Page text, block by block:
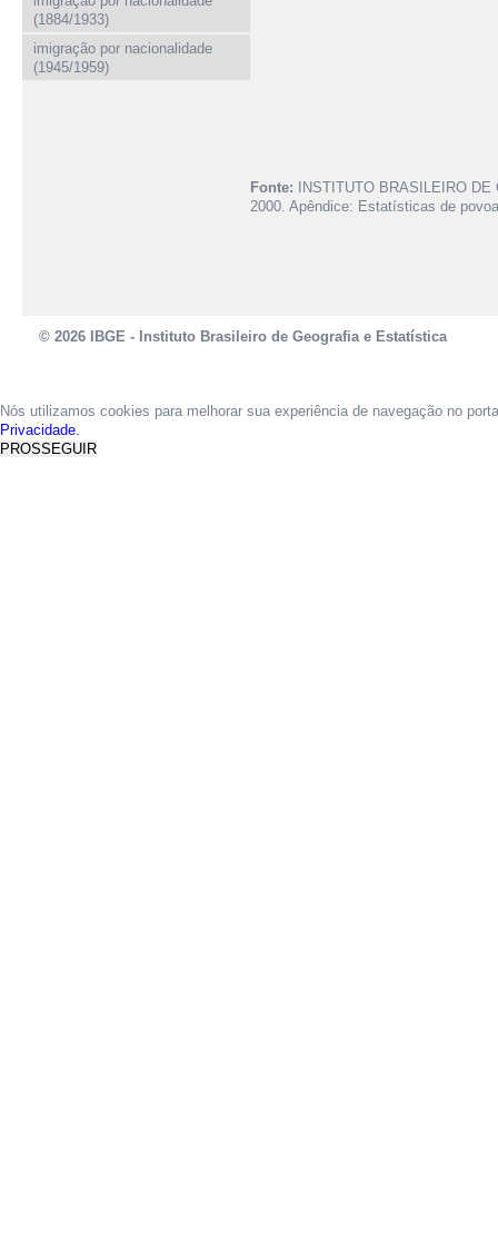
(1884/1933)
imigração por nacionalidade
(1945/1959)
Fonte: INSTITUTO BRASILEIRO
2000. Apêndice: Estatísticas de
© 2026 IBGE - Instituto Brasileiro de Geografia e Estatística
Nós utilizamos cookies para melhorar sua experiência de navegação no
Privacidade.
PROSSEGUIR